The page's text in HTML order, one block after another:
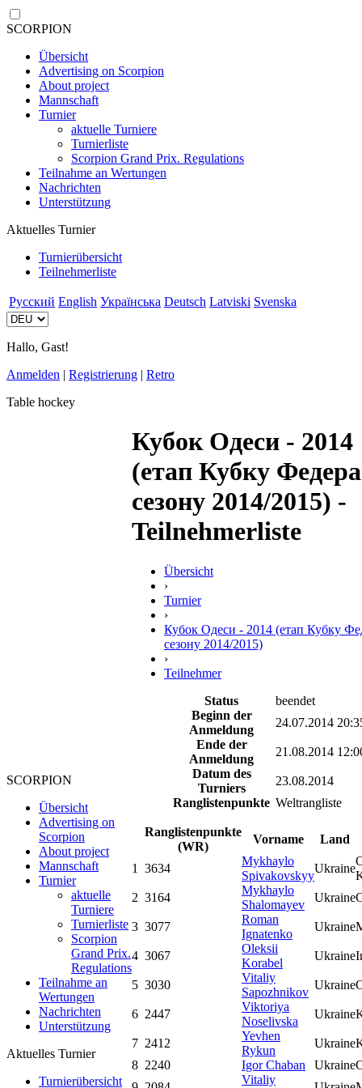
SCORPION
Übersicht
Advertising on Scorpion
About project
Mannschaft
Turnier
aktuelle Turniere
Turnierliste
Scorpion Grand Prix. Regulations
Teilnahme an Wertungen
Nachrichten
Unterstützung
Aktuelles Turnier
Turnierübersicht
Teilnehmerliste
Русский English Українська Deutsch Latviski Svenska
Hallo, Gast!
Anmelden | Registrierung | Retro
Table hockey
SCORPION
Übersicht
Advertising on
Scorpion
About project
Mannschaft
Turnier
aktuelle
Turniere
Turnierliste
Scorpion
Grand Prix.
Regulations
Teilnahme an
Wertungen
Nachrichten
Unterstützung
Aktuelles Turnier
Turnierübersicht
Кубок Одеси - 2014
(етап Кубку
сезону 2014/2015) -
Teilnehmerliste
Übersicht
›
Turnier
›
Кубок Одеси - 2014 (етап Кубку
сезону 2014/2015)
›
Teilnehmer
Status
beendet
Beginn der
Anmeldung
24.07.2014
Ende der
Anmeldung
21.08.2014
Datum des
Turniers
23.08.2014
Ranglistenpunkte Weltrangliste
Ranglistenpunkte
(WR)
Vorname Land
1 3634
Mykhaylo
Spivakovskyy
Ukraine
2 3164
Mykhaylo
Shalomayev
Ukraine
3 3077
Roman
Ignatenko
Ukraine
4 3067
Oleksii
Korabel
Ukraine
5 3030
Vitaliy
Sapozhnikov
Ukraine
6 2447
Viktoriya
Noselivska
Ukraine
7 2412
Yevhen
Rykun
Ukraine
8 2240 Igor Chaban Ukraine
Vitaliy